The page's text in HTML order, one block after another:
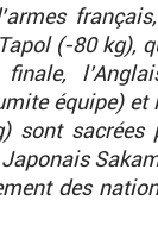
(-80 kg),
équipe) et
sont
Japonais
des